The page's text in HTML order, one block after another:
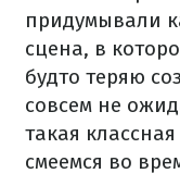
придумывали
сцена, в
будто теряю
совсем не
такая
смеемся во